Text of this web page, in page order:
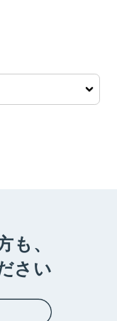
も、
さい